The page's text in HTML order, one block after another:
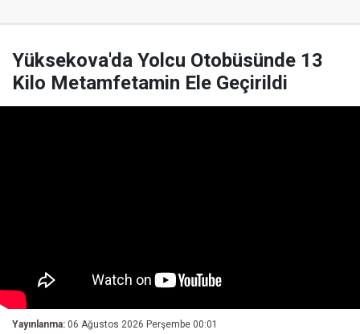
Yüksekova'da Yolcu Otobüsünde 13
Kilo Metamfetamin Ele Geçirildi
Yayınlanma: 06 Ağustos 2026 Perşembe 00:01